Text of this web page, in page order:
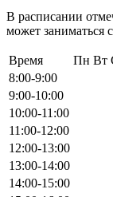
В расписании
может заниматься
Время Пн Вт
8:00-9:00
9:00-10:00
10:00-11:00
11:00-12:00
12:00-13:00
13:00-14:00
14:00-15:00